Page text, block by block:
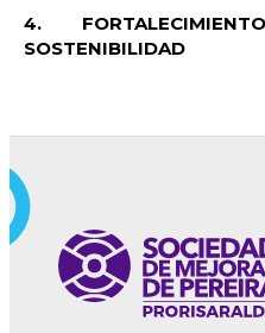
4.
SOSTENIBILIDAD